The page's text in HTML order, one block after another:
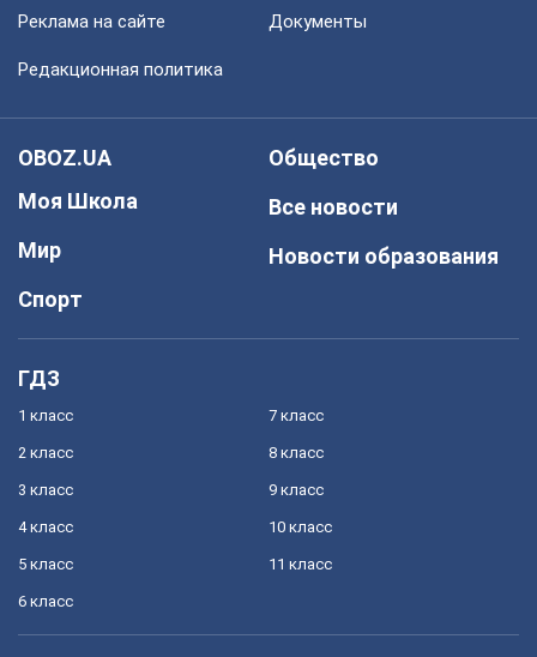
Реклама на сайте Документы
Редакционная политика
OBOZ.UA
Моя Школа
Мир
Спорт
Общество
Все новости
Новости образования
ГДЗ
1 класс
2 класс
3 класс
4 класс
5 класс
6 класс
7 класс
8 класс
9 класс
10 класс
11 класс